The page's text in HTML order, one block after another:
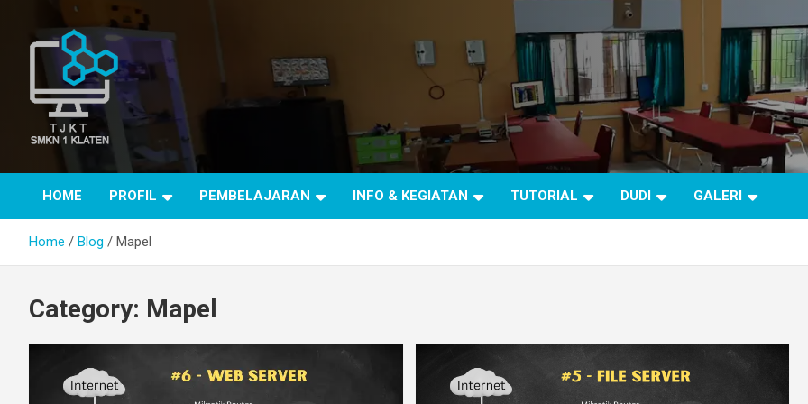
content
TJKT SMKN 1 KLATEN
TJKT SMKN 1 KLATEN
HOME PROFIL PEMBELAJARAN INFO & KEGIATAN TUTORIAL DUDI GALERI
Home Blog Mapel
Category: Mapel